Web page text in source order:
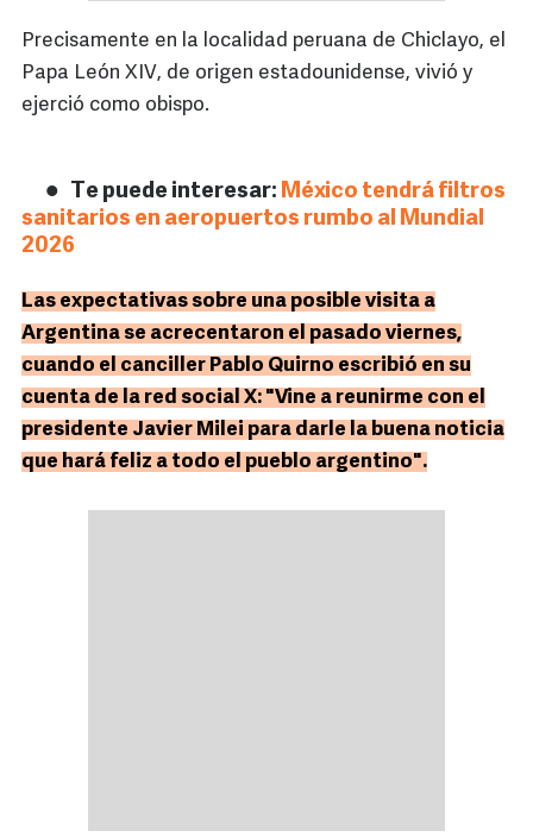
Precisamente en la localidad peruana de Chiclayo, el
Papa León XIV, de origen estadounidense, vivió y
ejerció como obispo.
Te puede interesar: México tendrá filtros
sanitarios en aeropuertos rumbo al Mundial
2026
Las expectativas sobre una posible visita a
Argentina se acrecentaron el pasado viernes,
cuando el canciller Pablo Quirno escribió en su
cuenta de la red social X: "Vine a reunirme con el
presidente Javier Milei para darle la buena noticia
que hará feliz a todo el pueblo argentino".